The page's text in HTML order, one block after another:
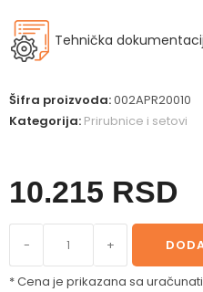
Tehnička
Šifra proizvoda:002APR20010
Kategorija: Prirubnice i setovi
10.215 RSD
- +
* Cena je prikazana sa